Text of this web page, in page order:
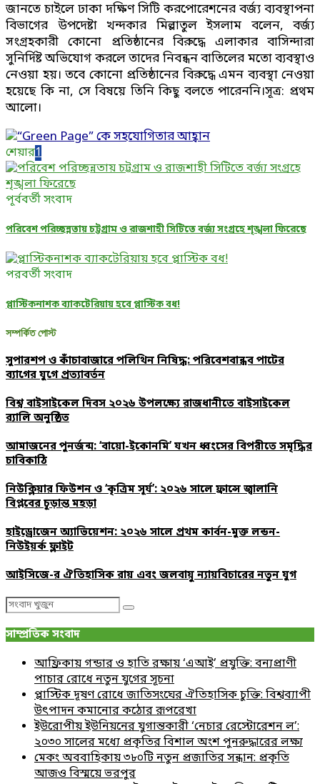
জানতে চাইলে ঢাকা দক্ষিণ সিটি করপোরেশনের বর্জ্য ব্যবস্থাপনা
বিভাগের উপদেষ্টা খন্দকার মিল্লাতুল ইসলাম বলেন, বর্জ্য
সংগ্রহকারী কোনো প্রতিষ্ঠানের বিরুদ্ধে এলাকার বাসিন্দারা
সুনির্দিষ্ট অভিযোগ করলে তাদের নিবন্ধন বাতিলের মতো ব্যবস্থাও
নেওয়া হয়। তবে কোনো প্রতিষ্ঠানের বিরুদ্ধে এমন ব্যবস্থা নেওয়া
হয়েছে কি না, সে বিষয়ে তিনি কিছু বলতে পারেননি।সূত্র: প্রথম
আলো।
শেয়ার1
পূর্ববর্তী সংবাদ
পরিবেশ পরিচ্ছন্নতায় চট্টগ্রাম ও রাজশাহী সিটিতে বর্জ্য সংগ্রহে শৃঙ্খলা ফিরেছে
পরবর্তী সংবাদ
প্লাস্টিকনাশক ব্যাকটেরিয়ায় হবে প্লাস্টিক বধ!
সম্পর্কিত পোস্ট
সুপারশপ ও কাঁচাবাজারে পলিথিন নিষিদ্ধ: পরিবেশবান্ধব পাটের
ব্যাগের যুগে প্রত্যাবর্তন
বিশ্ব বাইসাইকেল দিবস ২০২৬ উপলক্ষ্যে রাজধানীতে বাইসাইকেল
র‌্যালি অনুষ্ঠিত
আমাজনের পুনর্জন্ম: ‘বায়ো-ইকোনমি’ যখন ধ্বংসের বিপরীতে সমৃদ্ধির
চাবিকাঠি
নিউক্লিয়ার ফিউশন ও ‘কৃত্রিম সূর্য’: ২০২৬ সালে ফ্রান্সে জ্বালানি
বিপ্লবের চূড়ান্ত মহড়া
হাইড্রোজেন অ্যাভিয়েশন: ২০২৬ সালে প্রথম কার্বন-মুক্ত লন্ডন-
নিউইয়র্ক ফ্লাইট
আইসিজে-র ঐতিহাসিক রায় এবং জলবায়ু ন্যায়বিচারের নতুন যুগ
Search
Search
সাম্প্রতিক সংবাদ
আফ্রিকায় গন্ডার ও হাতি রক্ষায় ‘এআই’ প্রযুক্তি: বন্যপ্রাণী
পাচার রোধে নতুন যুগের সূচনা
প্লাস্টিক দূষণ রোধে জাতিসংঘের ঐতিহাসিক চুক্তি: বিশ্বব্যাপী
উৎপাদন কমানোর কঠোর রূপরেখা
ইউরোপীয় ইউনিয়নের যুগান্তকারী ‘নেচার রেস্টোরেশন ল’:
২০৩০ সালের মধ্যে প্রকৃতির বিশাল অংশ পুনরুদ্ধারের লক্ষ্য
মেকং অববাহিকায় ৩৮০টি নতুন প্রজাতির সন্ধান: প্রকৃতি
আজও বিস্ময়ে ভরপুর